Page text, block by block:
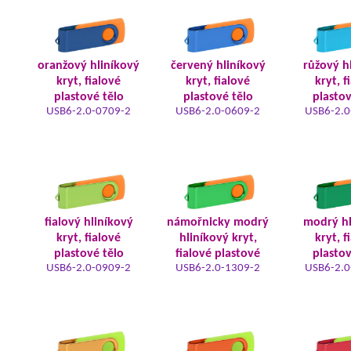
oranžový hliníkový
kryt, fialové
plastové tělo
USB6-2.0-0709-2
červený hliníkový
kryt, fialové
plastové tělo
USB6-2.0-0609-2
růžový
kryt,
USB6-
fialový hliníkový
kryt, fialové
plastové tělo
USB6-2.0-0909-2
námořnicky modrý
hliníkový kryt,
fialové plastové
USB6-2.0-1309-2
modrý
kryt,
USB6-